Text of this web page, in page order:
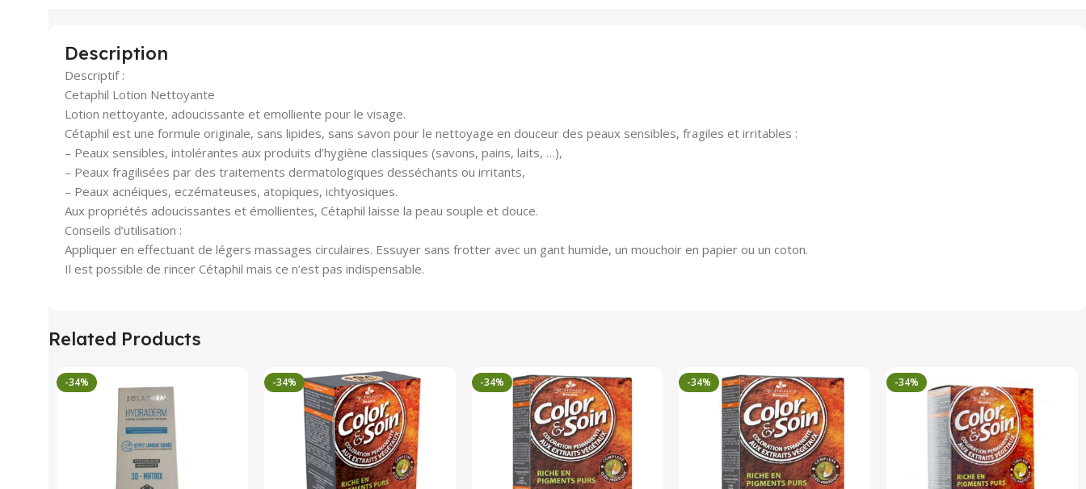
Description
Descriptif :
Cetaphil Lotion Nettoyante
Lotion nettoyante, adoucissante et emolliente pour le visage.
Cétaphil est une formule originale, sans lipides, sans savon pour le nettoyage en douceur des peaux sensibles, fragiles et irritables :
– Peaux sensibles, intolérantes aux produits d’hygiène classiques (savons, pains, laits, …),
– Peaux fragilisées par des traitements dermatologiques desséchants ou irritants,
– Peaux acnéiques, eczémateuses, atopiques, ichtyosiques.
Aux propriétés adoucissantes et émollientes, Cétaphil laisse la peau souple et douce.
Conseils d’utilisation :
Appliquer en effectuant de légers massages circulaires. Essuyer sans frotter avec un gant humide, un mouchoir en papier ou un coton.
Il est possible de rincer Cétaphil mais ce n’est pas indispensable.
Related Products
-34% -34% -34% -34% -34%